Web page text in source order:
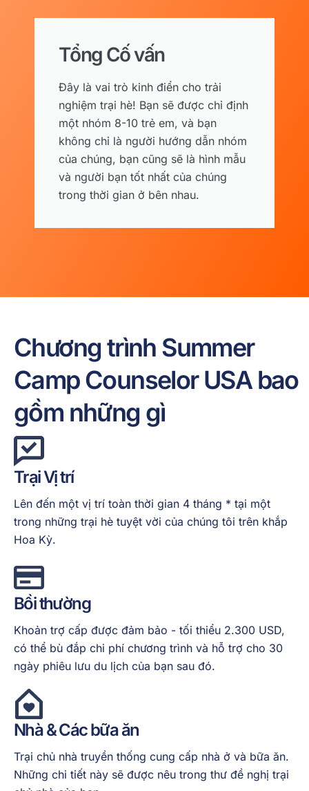
Tổng Cố vấn
Đây là vai trò kinh điển cho trải
nghiệm trại hè! Bạn sẽ được chỉ định
một nhóm 8-10 trẻ em, và bạn
không chỉ là người hướng dẫn nhóm
của chúng, bạn cũng sẽ là hình mẫu
và người bạn tốt nhất của chúng
trong thời gian ở bên nhau.
Chương trình Summer
Camp Counselor USA bao
gồm những gì
TrạiVị trí
Lên đến một vị trí toàn thời gian 4 tháng * tại một
trong những trại hè tuyệt vời của chúng tôi trên khắp
Hoa Kỳ.
Bồi thường
Khoản trợ cấp được đảm bảo - tối thiểu 2.300 USD,
có thể bù đắp chi phí chương trình và hỗ trợ cho 30
ngày phiêu lưu du lịch của bạn sau đó.
Nhà& Các bữa ăn
Trại chủ nhà truyền thống cung cấp nhà ở và bữa ăn.
Những chi tiết này sẽ được nêu trong thư đề nghị trại